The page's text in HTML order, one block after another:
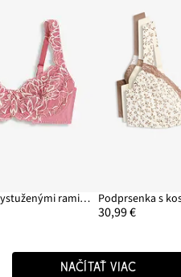
Podprsenka s vystuženými ramienkami
30,99 €
NAČÍTAŤ VIAC